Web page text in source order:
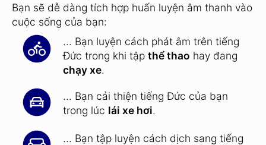
Bạn sẽ dễ dàng tích hợp huấn luyện âm thanh vào
cuộc sống của bạn:
... Bạn luyện cách phát âm trên tiếng
Đức trong khi tập thể thao hay đang
chạy xe.
... Bạn cải thiện tiếng Đức của bạn
trong lúc lái xe hơi.
... Bạn tập luyện cách dịch sang tiếng